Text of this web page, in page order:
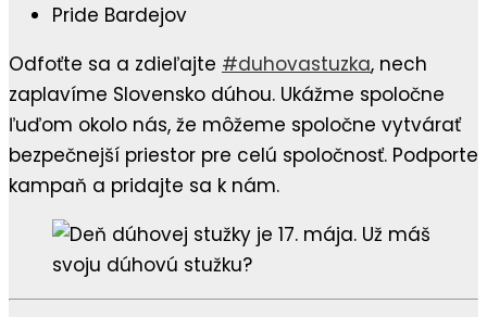
Pride Bardejov⁠
Odfoťte sa a zdieľajte #duhovastuzka, nech
zaplavíme Slovensko dúhou. ⁠Ukážme spoločne
ľuďom okolo nás, že môžeme spoločne vytvárať
bezpečnejší priestor pre celú spoločnosť. Podporte
kampaň a pridajte sa k nám.